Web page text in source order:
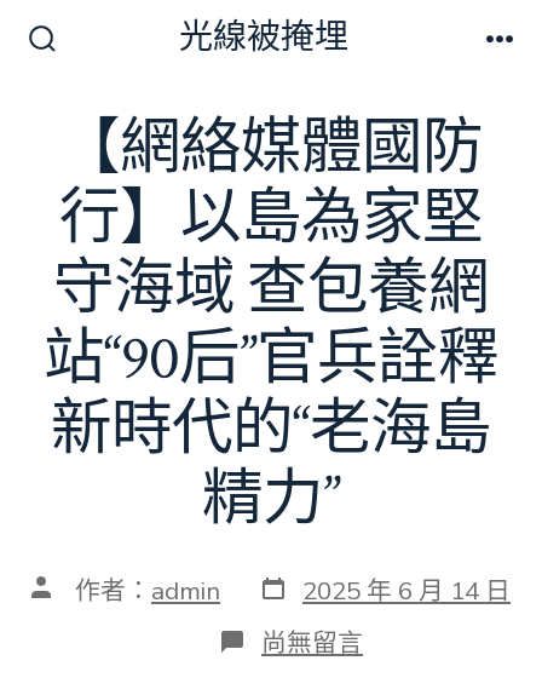
關
光線被掩埋
【網絡媒體國防
行】以島為家堅
守海域 查包養網
站“90后”官兵詮釋
新時代的“老海島
精力”
文 作者： admin 發
表
日
期
2025 年 6 月 14 日
在
〈【網
尚無留言